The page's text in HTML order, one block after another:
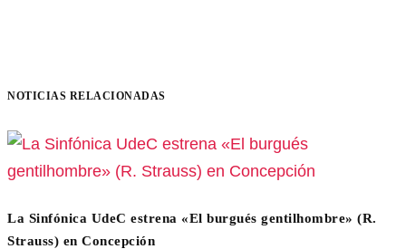
NOTICIAS RELACIONADAS
La Sinfónica UdeC estrena «El burgués gentilhombre» (R.
Strauss) en Concepción